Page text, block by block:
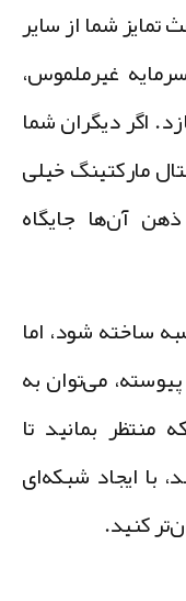
شما از سایر
غیرملموس،
دیگران شما
مارکتینگ خیلی
آن‌ها جایگاه
شود، اما
می‌توان به
بمانید تا
ایجاد شبکه‌ای
کنید.